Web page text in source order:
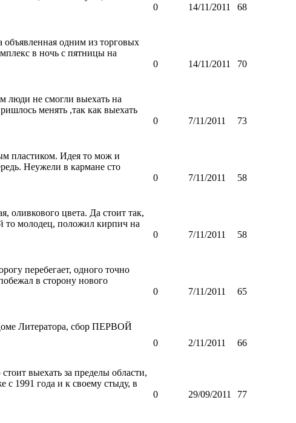
0 14/11/2011 68
объявленная одним из торговых
в ночь с пятницы на
0 14/11/2011 70
люди не смогли выехать на
менять ,так как выехать
0 7/11/2011 73
пластиком. Идея то мож и
Неужели в кармане сто
0 7/11/2011 58
оливкового цвета. Да стоит так,
то молодец, положил кирпич на
0 7/11/2011 58
перебегает, одного точно
в сторону нового
0 7/11/2011 65
Литератора, сбор ПЕРВОЙ
0 2/11/2011 66
выехать за пределы области,
с 1991 года и к своему стыду, в
0 29/09/2011 77